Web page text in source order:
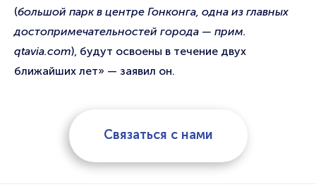
(большой парк в центре Гонконга, одна из главных
достопримечательностей города — прим.
qtavia.com), будут освоены в течение двух
ближайших лет» — заявил он.
Связаться с нами